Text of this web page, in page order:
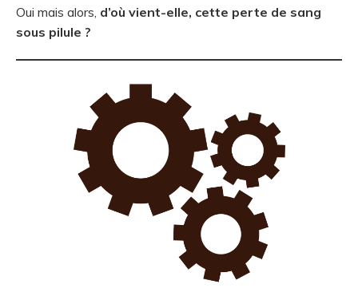
Oui mais alors, d’où vient-elle, cette perte de sang
sous pilule ?